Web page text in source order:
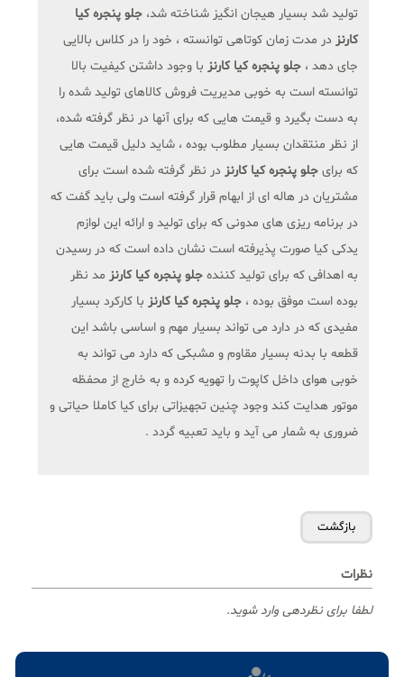
تولید شد بسیار هیجان انگیز شناخته شد، جلو پنجره کیا
کارنزدر مدت زمان کوتاهی توانسته ، خود را در کلاس بالایی
جای دهد ، جلو پنجره کیا کارنزبا وجود داشتن کیفیت بالا
توانسته است به خوبی مدیریت فروش کالاهای تولید شده را
به دست بگیرد و قیمت هایی که برای آنها در نظر گرفته شده،
از نظر منتقدان بسیار مطلوب بوده ، شاید دلیل قیمت هایی
که برای جلو پنجره کیا کارنزدر نظر گرفته شده است برای
مشتریان در هاله ای از ابهام قرار گرفته است ولی باید گفت که
در برنامه ریزی های مدونی که برای تولید و ارائه این لوازم
یدکی کیا صورت پذیرفته است نشان داده است که در رسیدن
به اهدافی که برای تولید کننده جلو پنجره کیا کارنزمد نظر
بوده است موفق بوده ، جلو پنجره کیا کارنزبا کارکرد بسیار
مفیدی که در دارد می تواند بسیار مهم و اساسی باشد این
قطعه با بدنه بسیار مقاوم و مشبکی که دارد می تواند به
خوبی هوای داخل کاپوت را تهویه کرده و به خارج از محفظه
موتور هدایت کند وجود چنین تجهیزاتی برای کیا کاملا حیاتی و
ضروری به شمار می آید و باید تعبیه گردد .
نظرات
لطفا برای نظردهی وارد شوید.